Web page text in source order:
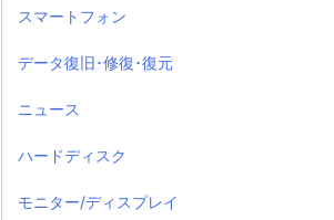
スマートフォン
データ復旧･修復･復元
ニュース
ハードディスク
モニター/ディスプレイ